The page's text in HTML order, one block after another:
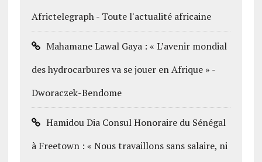
Africtelegraph - Toute l'actualité africaine
Mahamane Lawal Gaya : « L’avenir mondial
des hydrocarbures va se jouer en Afrique » -
Dworaczek-Bendome
Hamidou Dia Consul Honoraire du Sénégal
à Freetown : « Nous travaillons sans salaire, ni